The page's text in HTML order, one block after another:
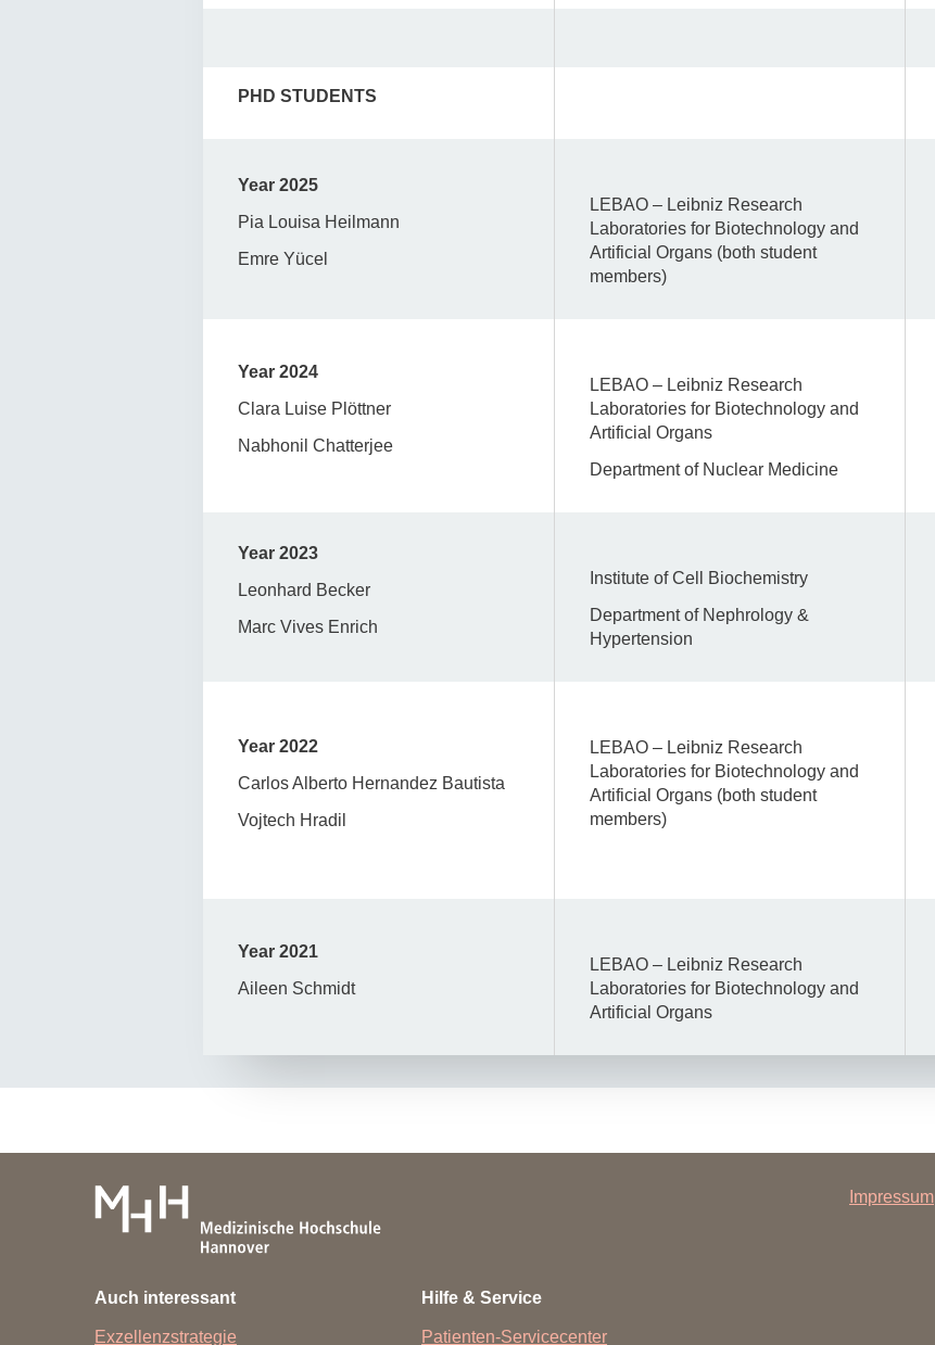
PHD STUDENTS
Year 2025
Pia Louisa Heilmann
Emre Yücel
LEBAO – Leibniz Research
Laboratories for Biotechnology and
Artificial Organs (both student
members)
Year 2024
Clara Luise Plöttner
Nabhonil Chatterjee
LEBAO – Leibniz Research
Laboratories for Biotechnology and
Artificial Organs
Department of Nuclear Medicine
Year 2023
Leonhard Becker
Marc Vives Enrich
Institute of Cell Biochemistry
Department of Nephrology &
Hypertension
Year 2022
Carlos Alberto Hernandez Bautista
Vojtech Hradil
LEBAO – Leibniz Research
Laboratories for Biotechnology and
Artificial Organs (both student
members)
Year 2021
Aileen Schmidt
LEBAO – Leibniz Research
Laboratories for Biotechnology and
Artificial Organs
Impressum
Auch interessant
Exzellenzstrategie
Hilfe & Service
Patienten-Servicecenter